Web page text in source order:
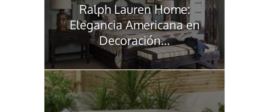
Ralph Lauren Home:
Elegancia Americana en
Decoración...